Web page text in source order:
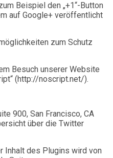
Beispiel den „+1“-Button
auf Google+ veröffentlicht
zum Schutz
Besuch unserer Website
(http://noscript.net/).
900, San Francisco, CA
über die Twitter
Inhalt des Plugins wird von